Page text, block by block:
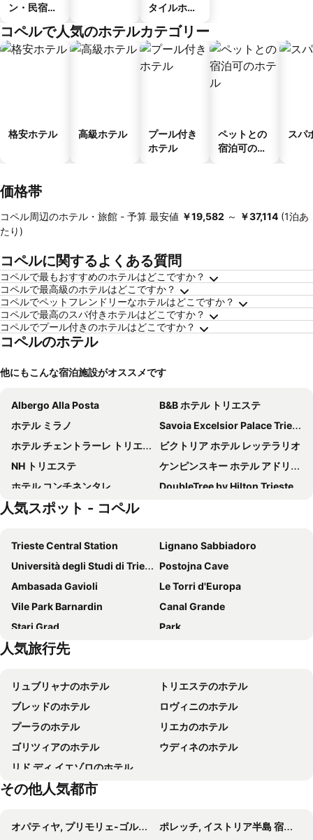
ン・民宿・
ス
タイルホテ
コペルで人気のホテルカテゴリー
格安ホテル 高級ホテル
プール付き
ホテル
ペットとの
宿泊可のホ
スパ
価格帯
コペル周辺のホテル・旅館 - 予算 最安値 ‎￥19,582 ～ ‎￥37,114 (1泊あ
たり)
コペルに関するよくある質問
コペルで最もおすすめのホテルはどこですか？
コペルで最高級のホテルはどこですか？
コペルでペットフレンドリーなホテルはどこですか？
コペルで最高のスパ付きホテルはどこですか？
コペルでプール付きのホテルはどこですか？
コペルのホテル
他にもこんな宿泊施設がオススメです
Albergo Alla Posta
B&B ホテル トリエステ
ホテル ミラノ
Savoia Excelsior Palace Trieste - Starhotels Collezione
ホテル チェントラーレ トリエステ
ビクトリア ホテル レッテラリオ
NH トリエステ
ケンピンスキー ホテル アドリアティック
ホテル コンチネンタレ
DoubleTree by Hilton Trieste
ケンピンスキー パレス ポルトロス
ホテル ヒストリオン
Hotel San Rocco
ホテル サリネラ
Hotel Tomi
ポルタ カヴァナ
アーバン ホテル デザイン
Ritter'S Rooms & Apartments
Hotel Duchi Vis a Vis
グランド ホテル ドゥキ ダオスタ
Hotel Brioni
Hotel Istria
Hotel Bristol
Maison Amelie
CX Trieste Giulia
ホテル ピラン
B&B Al Giardino Leonor
Hotel Miramare - Adults Only
人気スポット - コペル
Trieste Central Station
Lignano Sabbiadoro
Università degli Studi di Trieste
Postojna Cave
Ambasada Gavioli
Le Torri d'Europa
Vile Park Barnardin
Canal Grande
Stari Grad
Park
Limski zaljev
Koper
Koper
Aquapark Žusterna
Convent
Adria Ankaran
Debeli rtič
Fisherman's Party
Bus station Piran
Slovenska Obala
Philatelic Exhibition
Grado Pineta
人気旅行先
リュブリャナのホテル
トリエステのホテル
ブレッドのホテル
ロヴィニのホテル
プーラのホテル
リエカのホテル
ゴリツィアのホテル
ウディネのホテル
リド ディ イエゾロのホテル
その他人気都市
オパティヤ, プリモリェ-ゴルスキ・コタル郡 宿泊施設 -
ポレッチ, イストリア半島 宿泊施設 -